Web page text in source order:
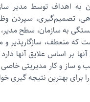
به اهداف توسط مدیر
تصمیم‌گیری، سپردن
به سازمان، سطح
منعطف، سازگارپذیر و
بر اساس علایق آنها
و ساز و کار مدیریتی
برای بهترین نتیجه گیری